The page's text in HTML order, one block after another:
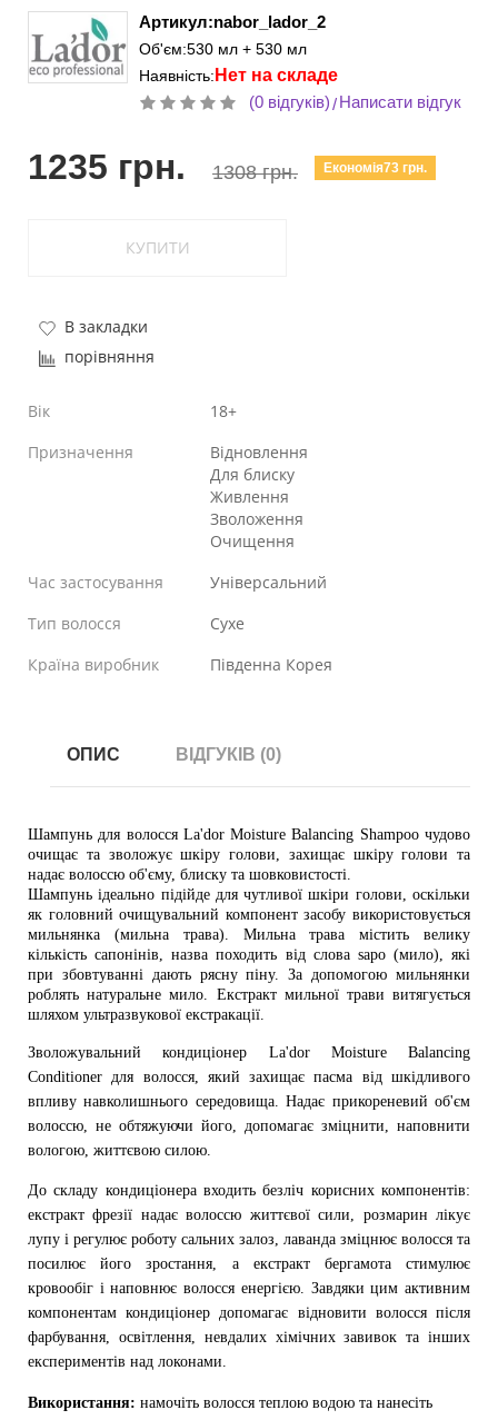
Артикул:nabor_lador_2
Об'єм:530 мл + 530 мл
Наявність: Нет на складе
(0 відгуків)/Написати відгук
1235 грн. 1308 грн. Економія73 грн.
КУПИТИ
В закладки
порівняння
Вік
18+
Призначення
Відновлення
Для блиску
Живлення
Зволоження
Очищення
Час застосування
Універсальний
Тип волосся
Сухе
Країна виробник
Південна Корея
ОПИС ВІДГУКІВ (0)
Шампунь для волосся La'dor Moisture Balancing Shampoo чудово
очищає та зволожує шкіру голови, захищає шкіру голови та
надає волоссю об'єму, блиску та шовковистості.
Шампунь ідеально підійде для чутливої ​​шкіри голови, оскільки
як головний очищувальний компонент засобу використовується
мильнянка (мильна трава). Мильна трава містить велику
кількість сапонінів, назва походить від слова sapo (мило), які
при збовтуванні дають рясну піну. За допомогою мильнянки
роблять натуральне мило. Екстракт мильної трави витягується
шляхом ультразвукової екстракації.
Зволожувальний кондиціонер La'dor Moisture Balancing
Conditioner для волосся, який захищає пасма від шкідливого
впливу навколишнього середовища. Надає прикореневий об'єм
волоссю, не обтяжуючи його, допомагає зміцнити, наповнити
вологою, життєвою силою.
До складу кондиціонера входить безліч корисних компонентів:
екстракт фрезії надає волоссю життєвої сили, розмарин лікує
лупу і регулює роботу сальних залоз, лаванда зміцнює волосся та
посилює його зростання, а екстракт бергамота стимулює
кровообіг і наповнює волосся енергією. Завдяки цим активним
компонентам кондиціонер допомагає відновити волосся після
фарбування, освітлення, невдалих хімічних завивок та інших
експериментів над локонами.
Використання: намочіть волосся теплою водою та нанесіть